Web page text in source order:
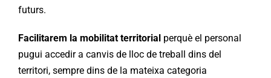
Contacte
futurs.
Facilitarem la mobilitat territorialperquè el personal
pugui accedir a canvis de lloc de treball dins del
territori, sempre dins de la mateixa categoria